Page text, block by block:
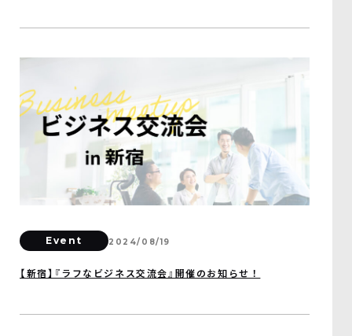
Event 2024/08/19
【新宿】『ラフなビジネス交流会』開催のお知らせ！